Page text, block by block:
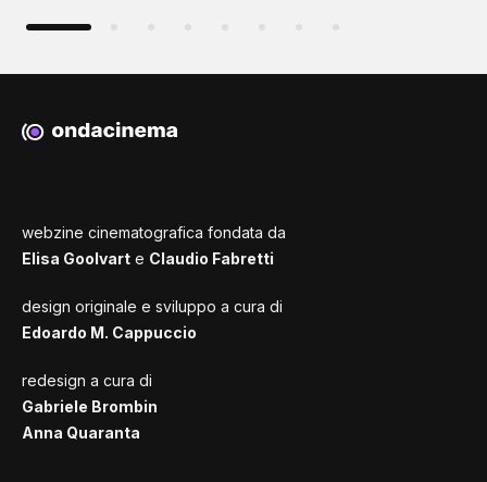
webzine cinematografica fondata da
Elisa Goolvart e Claudio Fabretti
design originale e sviluppo a cura di
Edoardo M. Cappuccio
redesign a cura di
Gabriele Brombin
Anna Quaranta